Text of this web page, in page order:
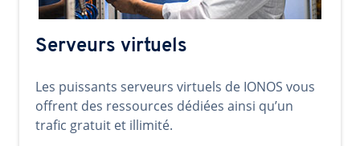
Serveurs virtuels
Les puissants serveurs virtuels de IONOS vous
offrent des ressources dédiées ainsi qu’un
trafic gratuit et illimité.